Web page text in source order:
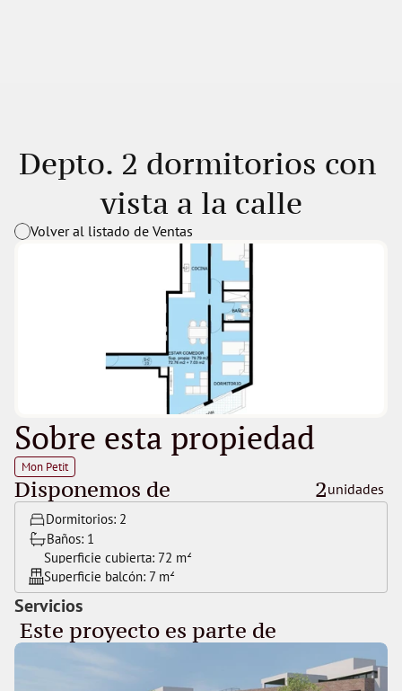
Depto. 2 dormitorios con
vista a la calle
Volver al listado de Ventas
Sobre esta propiedad
Mon Petit
Disponemos de 2unidades
Dormitorios: 2
Baños: 1
Superficie cubierta: 72 m²
Superficie balcón: 7 m²
Servicios
Este proyecto es parte de